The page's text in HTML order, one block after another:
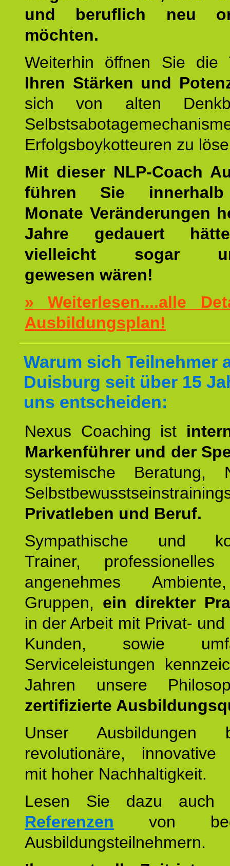
und beruflich neu
möchten.
Weiterhin öffnen Sie
Ihren Stärken und
sich von alten
Erfolgsboykotteuren zu
Mit dieser NLP-Coach
führen Sie
Monate Veränderungen
Jahre gedauert
vielleicht sogar
gewesen wären!
» Weiterlesen....alle
Ausbildungsplan!
Warum sich Teilnehmer
Duisburg seit über 15
uns entscheiden:
Nexus Coaching ist
Markenführer und der
systemische Beratung,
Privatleben und Beruf.
Sympathische und
Trainer, professionelles
angenehmes
Gruppen, ein direkter
in der Arbeit mit Privat-
Kunden, sowie
Serviceleistungen
Jahren unsere
zertifizierte
Unser Ausbildungen
revolutionäre, innovative
mit hoher Nachhaltigkeit.
Lesen Sie dazu
Referenzen von
Ausbildungsteilnehmern.